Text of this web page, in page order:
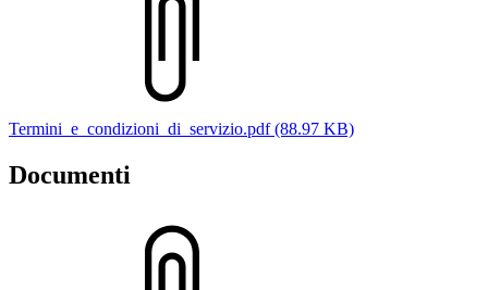
Termini_e_condizioni_di_servizio.pdf (88.97 KB)
Documenti